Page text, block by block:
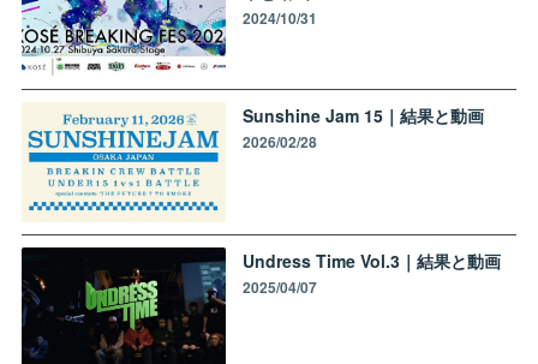
2024/10/31
Sunshine Jam 15｜結果と動画
2026/02/28
Undress Time Vol.3｜結果と動画
2025/04/07